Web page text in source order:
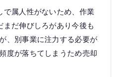
で属人性がないため、作業
だ伸びしろがあり今後も
、別事業に注力する必要が
度が落ちてしまうため売却